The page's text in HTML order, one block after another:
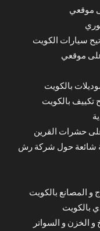
سيارات الكويت
بالكويت
تكييف بالكويت
حشرات القرين
شائعة حول شركة رش
و المصانع بالكويت
بالكويت
الخزن و السواتر